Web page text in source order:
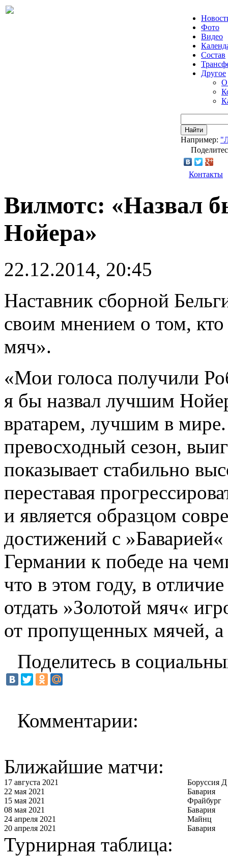
Фото
Видео
Состав
Другое
О
Найти
Например:
Контакты
Вилмотс: «Назвал
Нойера»
22.12.2014, 20:45
Наставник сборной
своим мнением о том,
мяч».
«Мои голоса получили
я бы назвал лучшим
вратарем, лучшим в
превосходный сезон,
показывает стабильно
переставая
и является образцом
достижений с
Германии к победе на
что в этом году, в
отдать »Золотой мяч«
от пропущенных мячей,
Поделитесь в
Комментарии:
Ближайшие матчи:
17 августа 2021
Боруссия Д
22 мая 2021
Бавария
15 мая 2021
Фрайбург
08 мая 2021
Бавария
24 апреля 2021
Майнц
20 апреля 2021
Бавария
Турнирная таблица: